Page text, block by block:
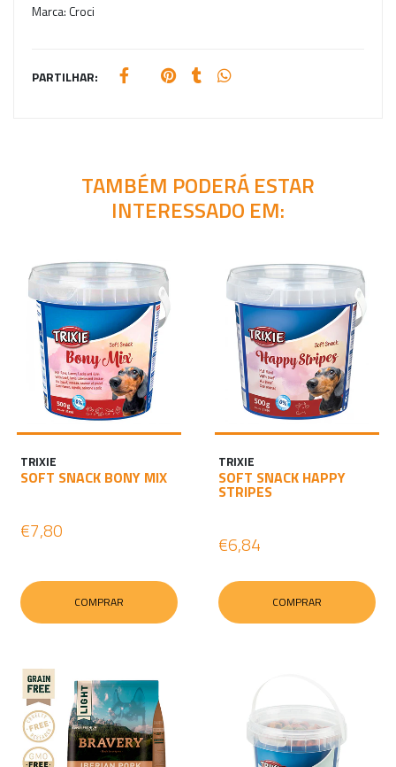
Marca:Croci
PARTILHAR:
TAMBÉM PODERÁ ESTAR
INTERESSADO EM:
TRIXIE
SOFT SNACK BONY MIX
€7,80
COMPRAR
TRIXIE
SOFT SNACK HAPPY
STRIPES
€6,84
COMPRAR